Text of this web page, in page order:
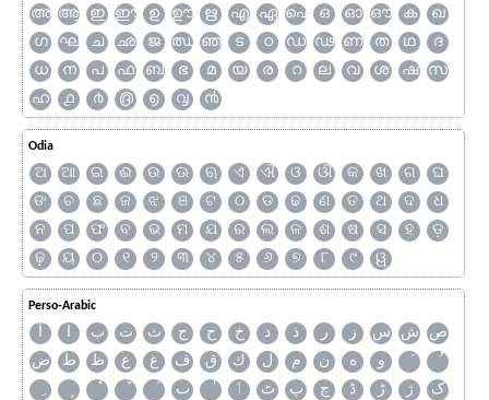
അ ആ ഇ ഈ ഉ ഊ ഋ എ ഏ ഐ ഒ ഓ ഔ ക
ഖ
ഗ
ഘ ച ഛ ജ ഝ ഞ ട ഠ ഡ ഢ ണ ത ഥ
ദ
ധ
ന പ ഫ ബ ഭ മ യ ര റ ല വ ശ ഷ
സ
ഹ
൧ ൪ ൫ ൭ ൮ ൯
Odia
ଅ ଆ ଇ ଈ ଉ ଊ ଋ ଏ ଐ ଓ ଔ କ ଖ ଗ
ଘ
ଙ
ଚ ଛ ଜ ଝ ଞ ଟ ଠ ଡ ଢ ଣ ତ ଥ ଦ
ଧ
ନ
ପ ଫ ବ ଭ ମ ଯ ର ଲ ଳ ଶ ଷ ସ ହ
ଡ଼
ଢ଼
ୟ ୦ ୧ ୨ ୩ ୪ ୫ ୬ ୭ ୮ ୯ ୱ
Perso-Arabic
آ ا ب ت ث ج ح خ د ذ ر ز س ش ص
ض
ط ظ ع غ ف ق ك ل م ن ه
و
ٮ
ٲ ٹ پ چ ڈ ڑ ژ
ک